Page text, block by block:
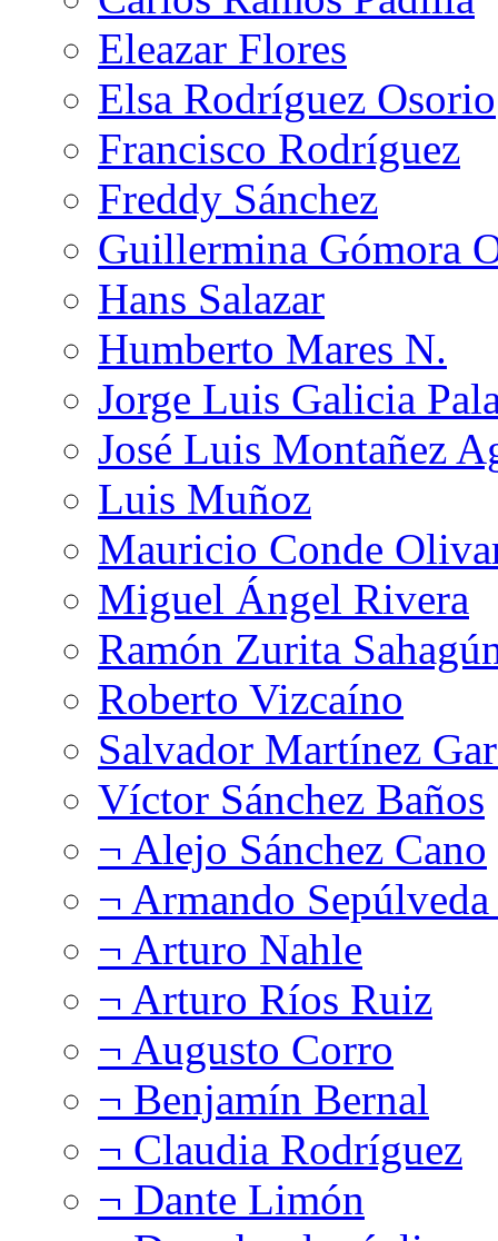
Eleazar Flores
Elsa Rodríguez Osorio
Francisco Rodríguez
Freddy Sánchez
Guillermina Gómora
Hans Salazar
Humberto Mares N.
Jorge Luis Galicia
José Luis Montañez
Luis Muñoz
Mauricio Conde
Miguel Ángel Rivera
Ramón Zurita
Roberto Vizcaíno
Salvador Martínez
Víctor Sánchez Baños
¬ Alejo Sánchez Cano
¬ Armando
¬ Arturo Nahle
¬ Arturo Ríos Ruiz
¬ Augusto Corro
¬ Benjamín Bernal
¬ Claudia Rodríguez
¬ Dante Limón